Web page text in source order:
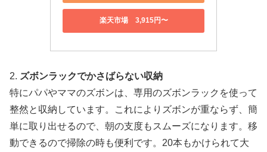
楽天市場 3,915円〜
2. ズボンラックでかさばらない収納
特にパパやママのズボンは、専用のズボンラックを使って
整然と収納しています。これによりズボンが重ならず、簡
単に取り出せるので、朝の支度もスムーズになります。移
動できるので掃除の時も便利です。20本もかけられて大